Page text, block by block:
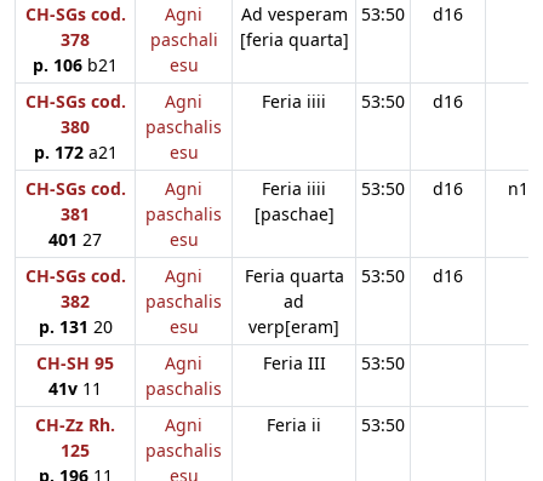
CH-SGs cod.
378
p. 106 b21
Agni
paschali
esu
Ad vesperam
[feria quarta]
53:50 d16
CH-SGs cod.
380
p. 172a21
Agni
paschalis
esu
Feria iiii 53:50 d16
CH-SGs cod.
381
401 27
Agni
paschalis
esu
Feria iiii
[paschae]
53:50 d16 n11
CH-SGs cod.
382
p. 131 20
Agni
paschalis
esu
Feria quarta
ad
verp[eram]
53:50 d16
CH-SH 95
41v 11
Agni
paschalis
Feria III 53:50
CH-Zz Rh.
125
p. 19611
Agni
paschalis
esu
Feria ii 53:50